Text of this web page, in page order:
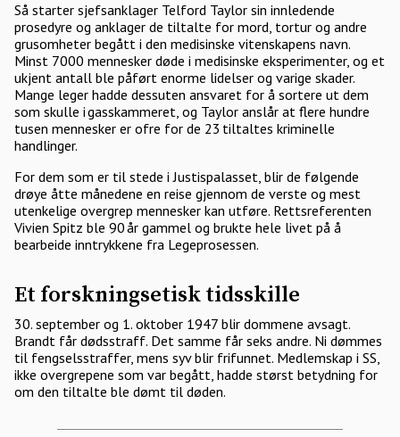
Så starter sjefsanklager Telford Taylor sin innledende
prosedyre og anklager de tiltalte for mord, tortur og andre
grusomheter begått i den medisinske vitenskapens navn.
Minst 7000 mennesker døde i medisinske eksperimenter, og et
ukjent antall ble påført enorme lidelser og varige skader.
Mange leger hadde dessuten ansvaret for å sortere ut dem
som skulle i gasskammeret, og Taylor anslår at flere hundre
tusen mennesker er ofre for de 23 tiltaltes kriminelle
handlinger.
For dem som er til stede i Justispalasset, blir de følgende
drøye åtte månedene en reise gjennom de verste og mest
utenkelige overgrep mennesker kan utføre. Rettsreferenten
Vivien Spitz ble 90 år gammel og brukte hele livet på å
bearbeide inntrykkene fra Legeprosessen.
Et forskningsetisk tidsskille
30. september og 1. oktober 1947 blir dommene avsagt.
Brandt får dødsstraff. Det samme får seks andre. Ni dømmes
til fengselsstraffer, mens syv blir frifunnet. Medlemskap i SS,
ikke overgrepene som var begått, hadde størst betydning for
om den tiltalte ble dømt til døden.